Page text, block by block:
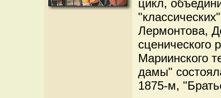
цикл,
Лермонтова,
сценического
Мариинского
дамы"
1875-м,